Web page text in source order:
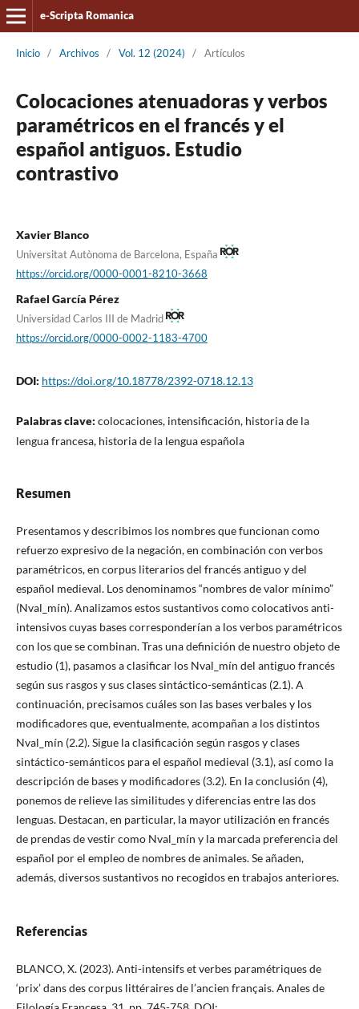
e-Scripta Romanica
Inicio / Archivos / Vol. 12 (2024) / Artículos
Colocaciones atenuadoras y verbos
paramétricos en el francés y el
español antiguos. Estudio
contrastivo
Xavier Blanco
Universitat Autònoma de Barcelona, España
https://orcid.org/0000-0001-8210-3668
Rafael García Pérez
Universidad Carlos III de Madrid
https://orcid.org/0000-0002-1183-4700
DOI: https://doi.org/10.18778/2392-0718.12.13
Palabras clave: colocaciones, intensificación, historia de la
lengua francesa, historia de la lengua española
Resumen
Presentamos y describimos los nombres que funcionan como
refuerzo expresivo de la negación, en combinación con verbos
paramétricos, en corpus literarios del francés antiguo y del
español medieval. Los denominamos “nombres de valor mínimo”
(Nval_mín). Analizamos estos sustantivos como colocativos anti-
intensivos cuyas bases corresponderían a los verbos paramétricos
con los que se combinan. Tras una definición de nuestro objeto de
estudio (1), pasamos a clasificar los Nval_mín del antiguo francés
según sus rasgos y sus clases sintáctico-semánticas (2.1). A
continuación, precisamos cuáles son las bases verbales y los
modificadores que, eventualmente, acompañan a los distintos
Nval_mín (2.2). Sigue la clasificación según rasgos y clases
sintáctico-semánticos para el español medieval (3.1), así como la
descripción de bases y modificadores (3.2). En la conclusión (4),
ponemos de relieve las similitudes y diferencias entre las dos
lenguas. Destacan, en particular, la mayor utilización en francés
de prendas de vestir como Nval_mín y la marcada preferencia del
español por el empleo de nombres de animales. Se añaden,
además, diversos sustantivos no recogidos en trabajos anteriores.
Referencias
BLANCO, X. (2023). Anti-intensifs et verbes paramétriques de
‘prix’ dans des corpus littéraires de l’ancien français. Anales de